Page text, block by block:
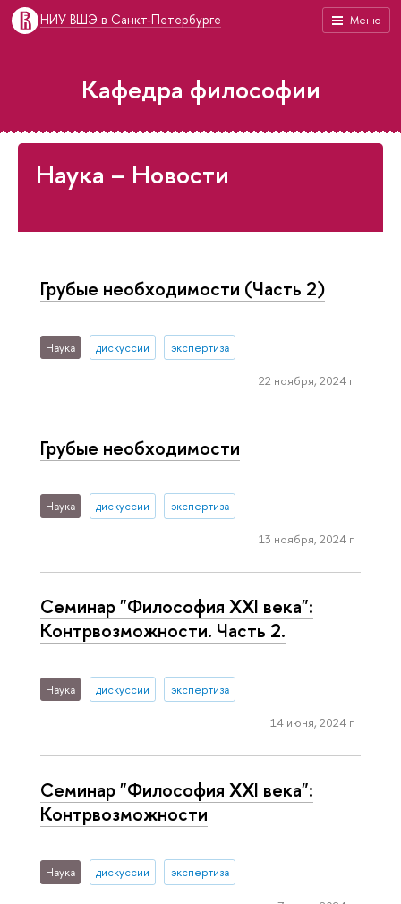
Меню
НИУ ВШЭ в Санкт-Петербурге
Кафедра философии
Наука – Новости
Грубые необходимости (Часть 2)
Наука дискуссии экспертиза
22 ноября, 2024 г.
Грубые необходимости
Наука дискуссии экспертиза
13 ноября, 2024 г.
Семинар "Философия XXI века":
Контрвозможности. Часть 2.
Наука дискуссии экспертиза
14 июня, 2024 г.
Семинар "Философия XXI века":
Контрвозможности
Наука дискуссии экспертиза